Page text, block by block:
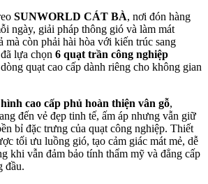
SUNWORLD CÁT BÀ, nơi đón hàng
ngày, giải pháp thông gió và làm mát
mà còn phải hài hòa với kiến trúc sang
lựa chọn 6 quạt trần công nghiệp
quạt cao cấp dành riêng cho không gian
cao cấp phủ hoàn thiện vân gỗ,
đến vẻ đẹp tinh tế, ấm áp nhưng vẫn giữ
bỉ đặc trưng của quạt công nghiệp. Thiết
tối ưu luồng gió, tạo cảm giác mát mẻ, dễ
khi vẫn đảm bảo tính thẩm mỹ và đẳng cấp
đầu.